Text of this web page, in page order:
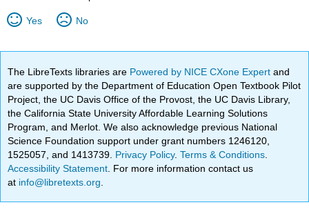
Yes No
The LibreTexts libraries are Powered by NICE CXone Expertand
are supported by the Department of Education Open Textbook Pilot
Project, the UC Davis Office of the Provost, the UC Davis Library,
the California State University Affordable Learning Solutions
Program, and Merlot. We also acknowledge previous National
Science Foundation support under grant numbers 1246120,
1525057, and 1413739. Privacy Policy.Terms & Conditions
Accessibility Statement . For more information contact us
at info@libretexts.org